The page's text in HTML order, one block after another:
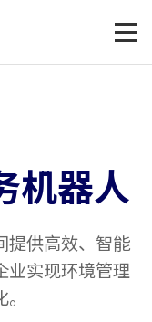
机器人
提供高效、智能
业实现环境管理